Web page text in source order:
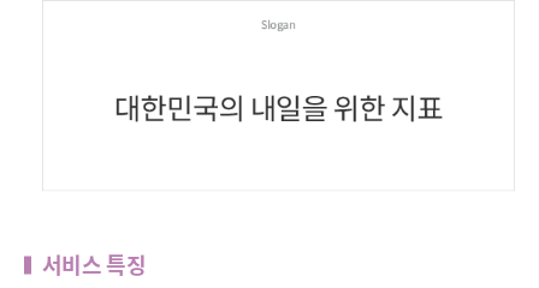
서비스 특징